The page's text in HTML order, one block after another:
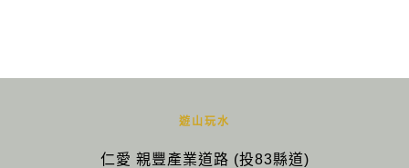
遊山玩水
仁愛 親豐產業道路 (投83縣道)